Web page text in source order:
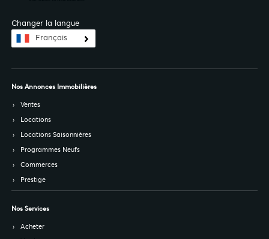
Changer la langue
Français
Nos Annonces Immobilières
Ventes
Locations
Locations Saisonnières
Programmes Neufs
Commerces
Prestige
Nos Services
Acheter